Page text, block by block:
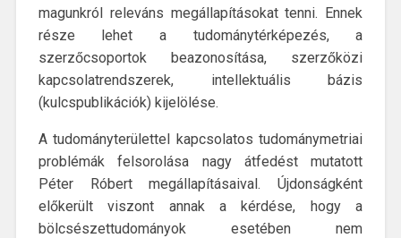
magunkról releváns megállapításokat tenni. Ennek
része lehet a tudománytérképezés, a
szerzőcsoportok beazonosítása, szerzőközi
kapcsolatrendszerek, intellektuális bázis
(kulcspublikációk) kijelölése.
A tudományterülettel kapcsolatos tudománymetriai
problémák felsorolása nagy átfedést mutatott
Péter Róbert megállapításaival. Újdonságként
előkerült viszont annak a kérdése, hogy a
bölcsészettudományok esetében nem